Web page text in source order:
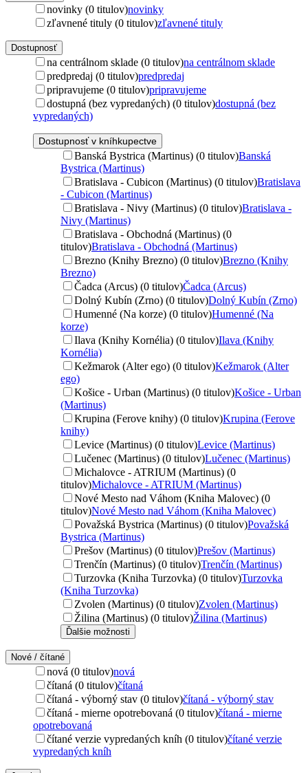
novinky (0 titulov)novinky
zľavnené tituly (0 titulov)zľavnené tituly
Dostupnosť
na centrálnom sklade (0 titulov)na centrálnom sklade
predpredaj (0 titulov)predpredaj
pripravujeme (0 titulov)pripravujeme
dostupná (bez vypredaných) (0 titulov)dostupná (bez
vypredaných)
Dostupnosť v kníhkupectve
Banská Bystrica (Martinus) (0 titulov)Banská
Bystrica (Martinus)
Bratislava - Cubicon (Martinus) (0 titulov)Bratislava
- Cubicon (Martinus)
Bratislava - Nivy (Martinus) (0 titulov)Bratislava -
Nivy (Martinus)
Bratislava - Obchodná (Martinus) (0
titulov)Bratislava - Obchodná (Martinus)
Brezno (Knihy Brezno) (0 titulov)Brezno (Knihy
Brezno)
Čadca (Arcus) (0 titulov)Čadca (Arcus)
Dolný Kubín (Zrno) (0 titulov)Dolný Kubín (Zrno)
Humenné (Na korze) (0 titulov)Humenné (Na
korze)
Ilava (Knihy Kornélia) (0 titulov)Ilava (Knihy
Kornélia)
Kežmarok (Alter ego) (0 titulov)Kežmarok (Alter
ego)
Košice - Urban (Martinus) (0 titulov)Košice - Urban
(Martinus)
Krupina (Ferove knihy) (0 titulov)Krupina (Ferove
knihy)
Levice (Martinus) (0 titulov)Levice (Martinus)
Lučenec (Martinus) (0 titulov)Lučenec (Martinus)
Michalovce - ATRIUM (Martinus) (0
titulov)Michalovce - ATRIUM (Martinus)
Nové Mesto nad Váhom (Kniha Malovec) (0
titulov)Nové Mesto nad Váhom (Kniha Malovec)
Považská Bystrica (Martinus) (0 titulov)Považská
Bystrica (Martinus)
Prešov (Martinus) (0 titulov)Prešov (Martinus)
Trenčín (Martinus) (0 titulov)Trenčín (Martinus)
Turzovka (Kniha Turzovka) (0 titulov)Turzovka
(Kniha Turzovka)
Zvolen (Martinus) (0 titulov)Zvolen (Martinus)
Žilina (Martinus) (0 titulov)Žilina (Martinus)
Ďalšie možnosti
Nové / čítané
nová (0 titulov)nová
čítaná (0 titulov)čítaná
čítaná - výborný stav (0 titulov)čítaná - výborný stav
čítaná - mierne opotrebovaná (0 titulov)čítaná - mierne
opotrebovaná
čítané verzie vypredaných kníh (0 titulov)čítané verzie
vypredaných kníh